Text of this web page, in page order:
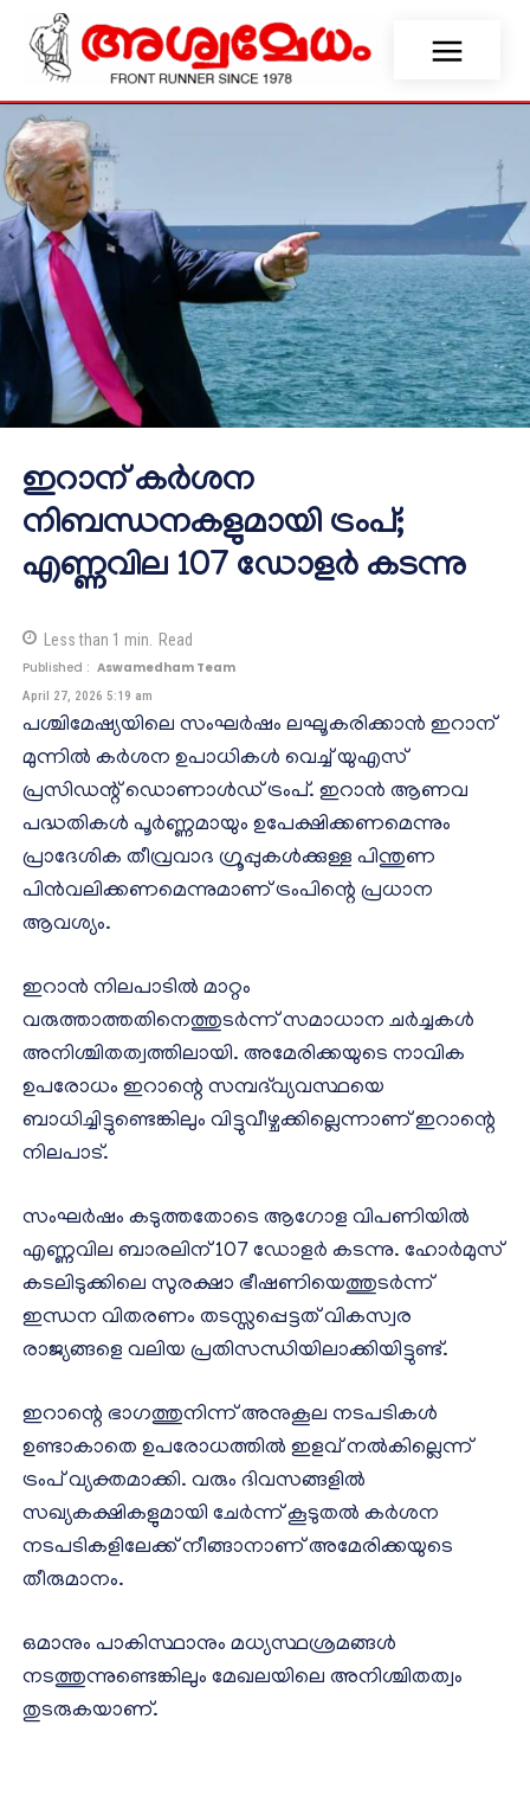
ഇറാന് കർശന
നിബന്ധനകളുമായി ട്രംപ്;
എണ്ണവില 107 ഡോളർ കടന്നു
Less than 1 min. Read
Published : Aswamedham Team
April 27, 2026 5:19 am
പശ്ചിമേഷ്യയിലെ സംഘർഷം ലഘൂകരിക്കാൻ ഇറാന്
മുന്നിൽ കർശന ഉപാധികൾ വെച്ച് യുഎസ്
പ്രസിഡന്റ് ഡൊണാൾഡ് ട്രംപ്. ഇറാൻ ആണവ
പദ്ധതികൾ പൂർണ്ണമായും ഉപേക്ഷിക്കണമെന്നും
പ്രാദേശിക തീവ്രവാദ ഗ്രൂപ്പുകൾക്കുള്ള പിന്തുണ
പിൻവലിക്കണമെന്നുമാണ് ട്രംപിന്റെ പ്രധാന
ആവശ്യം.
ഇറാൻ നിലപാടിൽ മാറ്റം
വരുത്താത്തതിനെത്തുടർന്ന് സമാധാന ചർച്ചകൾ
അനിശ്ചിതത്വത്തിലായി. അമേരിക്കയുടെ നാവിക
ഉപരോധം ഇറാന്റെ സമ്പദ്‌വ്യവസ്ഥയെ
ബാധിച്ചിട്ടുണ്ടെങ്കിലും വിട്ടുവീഴ്ചക്കില്ലെന്നാണ് ഇറാന്റെ
നിലപാട്.
സംഘർഷം കടുത്തതോടെ ആഗോള വിപണിയിൽ
എണ്ണവില ബാരലിന് 107 ഡോളർ കടന്നു. ഹോർമുസ്
കടലിടുക്കിലെ സുരക്ഷാ ഭീഷണിയെത്തുടർന്ന്
ഇന്ധന വിതരണം തടസ്സപ്പെട്ടത് വികസ്വര
രാജ്യങ്ങളെ വലിയ പ്രതിസന്ധിയിലാക്കിയിട്ടുണ്ട്.
ഇറാന്റെ ഭാഗത്തുനിന്ന് അനുകൂല നടപടികൾ
ഉണ്ടാകാതെ ഉപരോധത്തിൽ ഇളവ് നൽകില്ലെന്ന്
ട്രംപ് വ്യക്തമാക്കി. വരും ദിവസങ്ങളിൽ
സഖ്യകക്ഷികളുമായി ചേർന്ന് കൂടുതൽ കർശന
നടപടികളിലേക്ക് നീങ്ങാനാണ് അമേരിക്കയുടെ
തീരുമാനം.
ഒമാനും പാകിസ്ഥാനും മധ്യസ്ഥശ്രമങ്ങൾ
നടത്തുന്നുണ്ടെങ്കിലും മേഖലയിലെ അനിശ്ചിതത്വം
തുടരുകയാണ്.